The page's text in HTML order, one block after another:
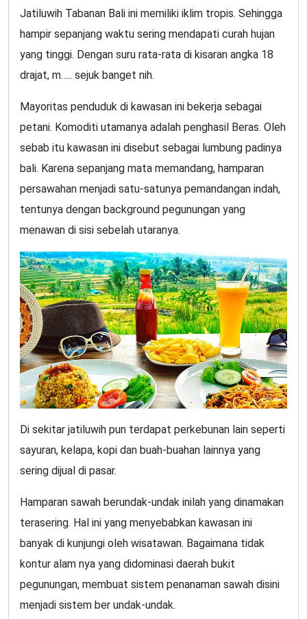
Jatiluwih Tabanan Bali ini memiliki iklim tropis. Sehingga
hampir sepanjang waktu sering mendapati curah hujan
yang tinggi. Dengan suru rata-rata di kisaran angka 18
drajat, m….. sejuk banget nih.
Mayoritas penduduk di kawasan ini bekerja sebagai
petani. Komoditi utamanya adalah penghasil Beras. Oleh
sebab itu kawasan ini disebut sebagai lumbung padinya
bali. Karena sepanjang mata memandang, hamparan
persawahan menjadi satu-satunya pemandangan indah,
tentunya dengan background pegunungan yang
menawan di sisi sebelah utaranya.
Di sekitar jatiluwih pun terdapat perkebunan lain seperti
sayuran, kelapa, kopi dan buah-buahan lainnya yang
sering dijual di pasar.
Hamparan sawah berundak-undak inilah yang dinamakan
terasering. Hal ini yang menyebabkan kawasan ini
banyak di kunjungi oleh wisatawan. Bagaimana tidak
kontur alam nya yang didominasi daerah bukit
pegunungan, membuat sistem penanaman sawah disini
menjadi sistem ber undak-undak.